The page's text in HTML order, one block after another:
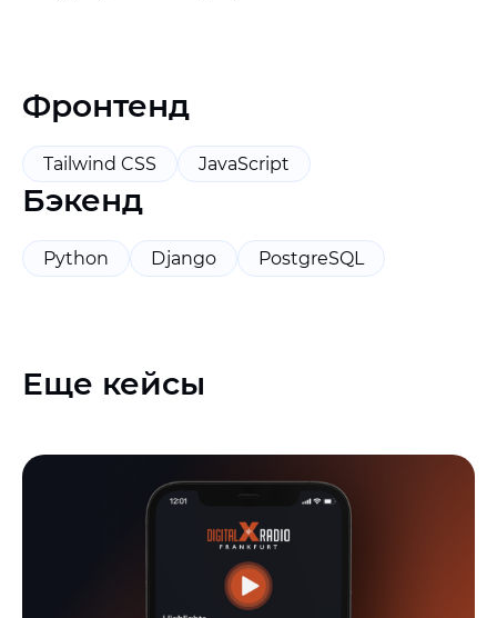
Фронтенд
Tailwind CSS JavaScript
Бэкенд
Python Django PostgreSQL
Еще кейсы